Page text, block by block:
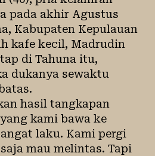
pada akhir Agustus
Kabupaten Kepulauan
kafe kecil, Madrudin
di Tahuna itu,
dukanya sewaktu
hasil tangkapan
kami bawa ke
laku. Kami pergi
mau melintas. Tapi